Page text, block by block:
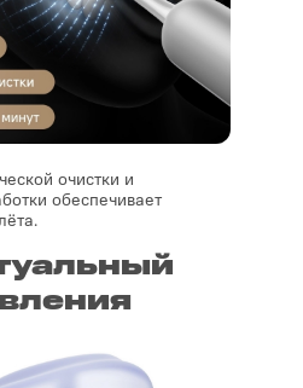
очистки и
обеспечивает